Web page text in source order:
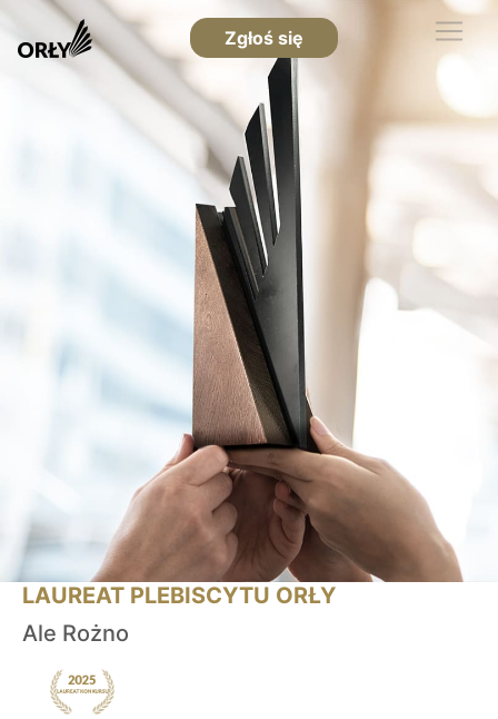
Zgłoś się
LAUREAT PLEBISCYTU ORŁY
Ale Rożno